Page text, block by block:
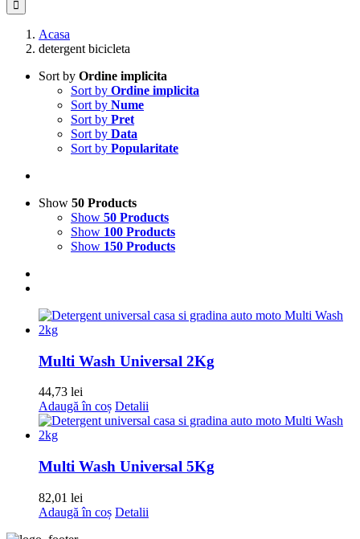
Acasa
detergent bicicleta
Sort by Ordine implicita
Sort by Ordine implicita
Sort by Nume
Sort by Pret
Sort by Data
Sort by Popularitate
Show 50 Products
Show 50 Products
Show 100 Products
Show 150 Products
Multi Wash Universal 2Kg
44,73 lei
Adaugă în coș Detalii
Multi Wash Universal 5Kg
82,01 lei
Adaugă în coș Detalii